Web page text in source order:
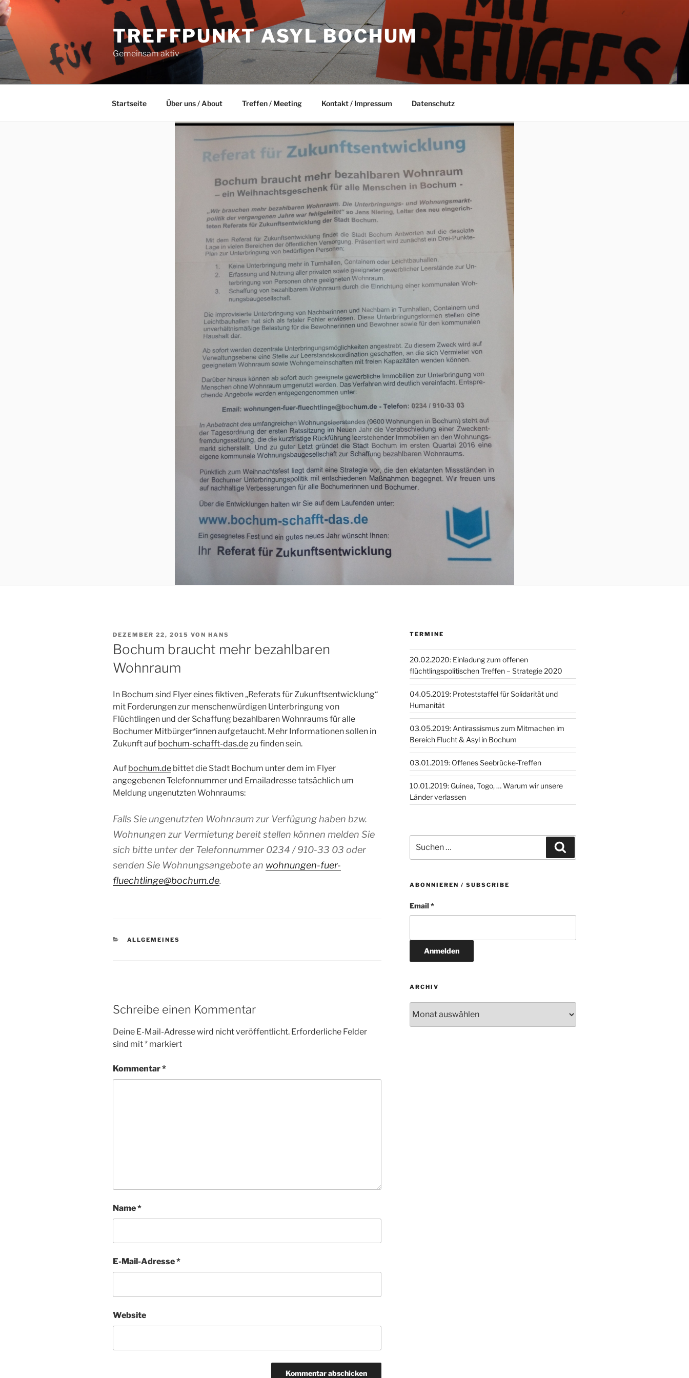
Zum
Inhalt
springen
TREFFPUNKT ASYL BOCHUM
Gemeinsam aktiv
Startseite Über uns / About Treffen / Meeting Kontakt / Impressum Datenschutz
VERÖFFENTLICHT
AM
DEZEMBER 22, 2015 VON HANS
Bochum braucht mehr bezahlbaren
Wohnraum
In Bochum sind Flyer eines fiktiven „Referats für Zukunftsentwicklung“
mit Forderungen zur menschenwürdigen Unterbringung von
Flüchtlingen und der Schaffung bezahlbaren Wohnraums für alle
Bochumer Mitbürger*innen aufgetaucht. Mehr Informationen sollen in
Zukunft auf bochum-schafft-das.dezu finden sein.
Auf bochum.de bittet die Stadt Bochum unter dem im Flyer
angegebenen Telefonnummer und Emailadresse tatsächlich um
Meldung ungenutzten Wohnraums:
Falls Sie ungenutzten Wohnraum zur Verfügung haben bzw.
Wohnungen zur Vermietung bereit stellen können melden Sie
sich bitte unter der Telefonnummer 0234 / 910-33 03 oder
senden Sie Wohnungsangebote an wohnungen-fuer-
fluechtlinge@bochum.de.
KATEGORIEN
ALLGEMEINES
Schreibe einen Kommentar
Deine E-Mail-Adresse wird nicht veröffentlicht. Erforderliche Felder
sind mit* markiert
Kommentar*
Name*
E-Mail-Adresse*
Website
TERMINE
20.02.2020: Einladung zum offenen
flüchtlingspolitischen Treffen – Strategie 2020
04.05.2019: Proteststaffel für Solidarität und
Humanität
03.05.2019: Antirassismus zum Mitmachen im
Bereich Flucht & Asyl in Bochum
03.01.2019: Offenes Seebrücke-Treffen
10.01.2019: Guinea, Togo, … Warum wir unsere
Länder verlassen
nach:
ABONNIEREN / SUBSCRIBE
Email *
ARCHIV